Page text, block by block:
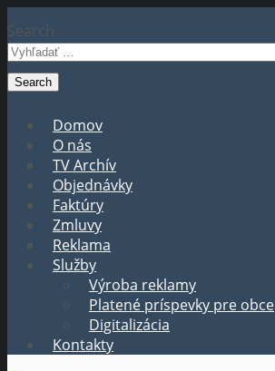
Search
Domov
O nás
TV Archív
Objednávky
Faktúry
Zmluvy
Reklama
Služby
Výroba reklamy
Platené príspevky pre obce
Digitalizácia
Kontakty